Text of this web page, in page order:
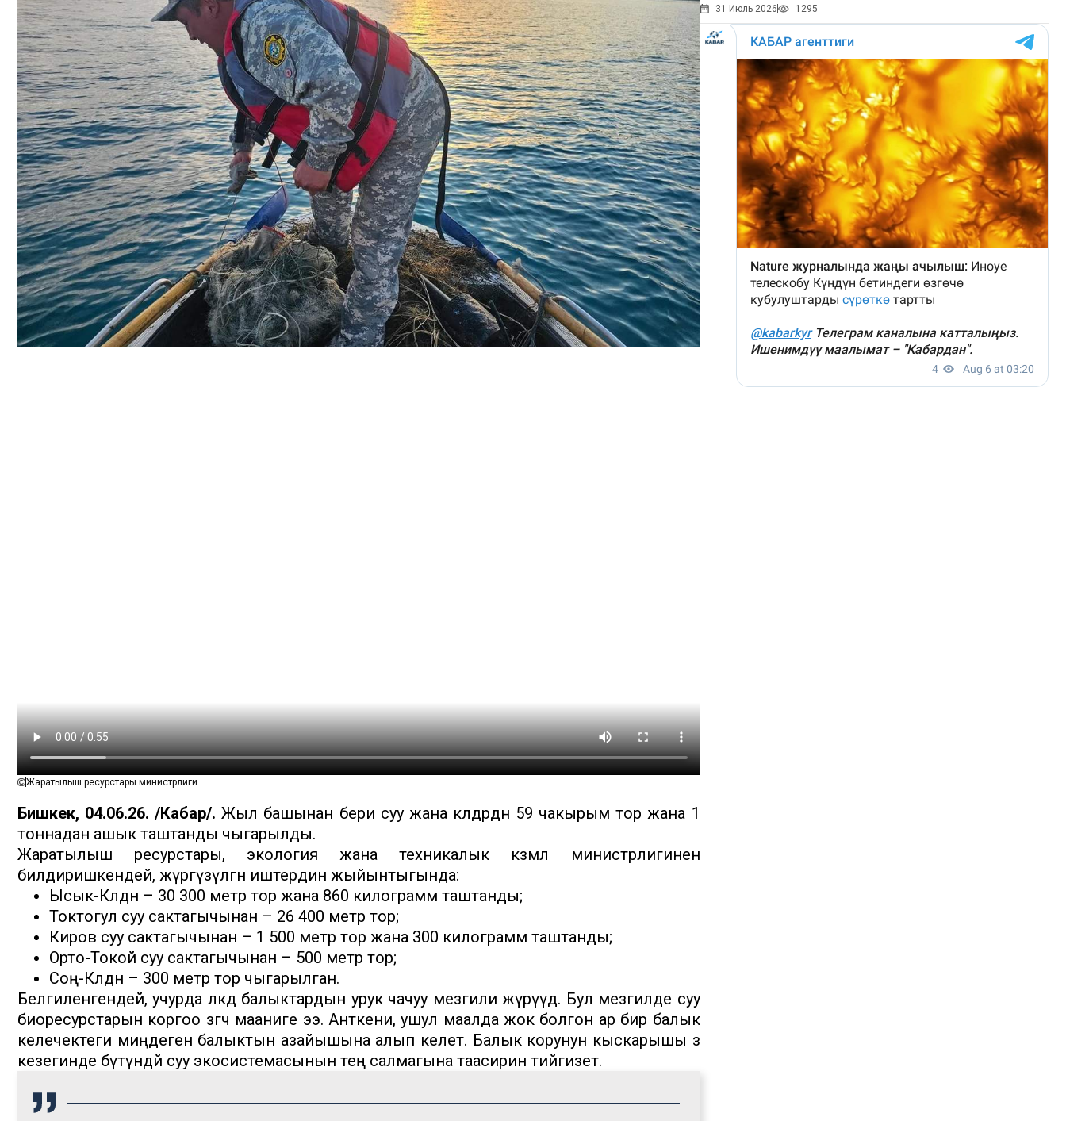
Жаратылыш ресурстары министрлиги
Бишкек, 04.06.26. /Кабар/. Жыл башынан бери суу жана көлдөрдөн 59 чакырым тор жана 1
тоннадан ашык таштанды чыгарылды.
Жаратылыш ресурстары, экология жана техникалык көзөмөл министрлигинен
билдиришкендей, жүргүзүлгөн иштердин жыйынтыгында:
Ысык-Көлдөн – 30 300 метр тор жана 860 килограмм таштанды;
Токтогул суу сактагычынан – 26 400 метр тор;
Киров суу сактагычынан – 1 500 метр тор жана 300 килограмм таштанды;
Орто-Токой суу сактагычынан – 500 метр тор;
Соң-Көлдөн – 300 метр тор чыгарылган.
Белгиленгендей, учурда өлкөдө балыктардын урук чачуу мезгили жүрүүдө. Бул мезгилде суу
биоресурстарын коргоо өзгөчө мааниге ээ. Анткени, ушул маалда жок болгон ар бир балык
келечектеги миңдеген балыктын азайышына алып келет. Балык корунун кыскарышы өз
кезегинде бүтүндөй суу экосистемасынын тең салмагына таасирин тийгизет.
31 Июль 2026 1295